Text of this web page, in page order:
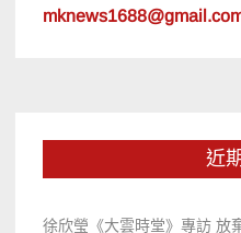
近
徐欣瑩《大雲時堂》專訪 放